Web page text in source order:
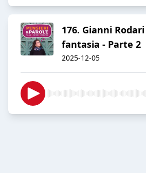
176. Gianni
fantasia - Parte 2
2025-12-05